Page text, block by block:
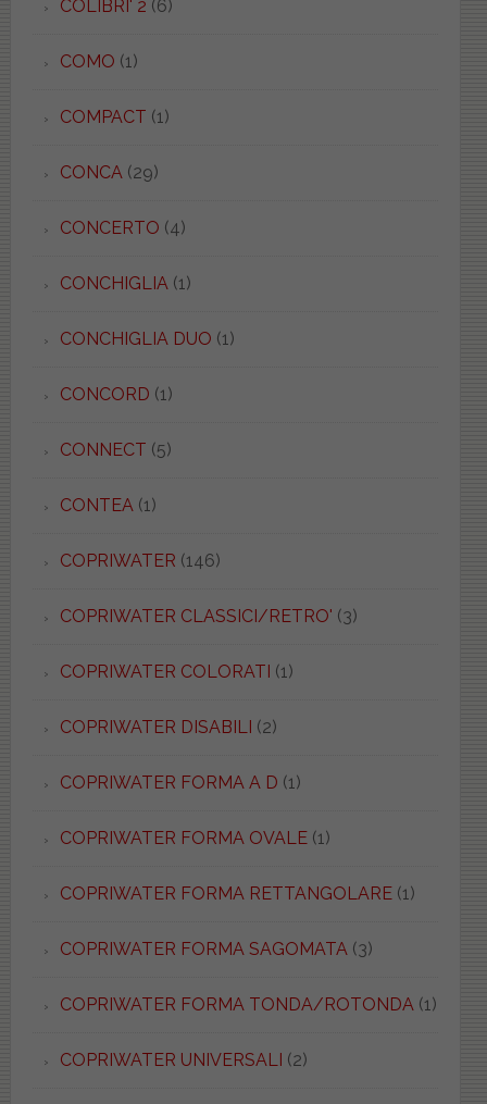
COLIBRI' 2 (6)
COMO (1)
COMPACT (1)
CONCA(29)
CONCERTO (4)
CONCHIGLIA(1)
CONCHIGLIA DUO (1)
CONCORD (1)
CONNECT (5)
CONTEA(1)
COPRIWATER (146)
COPRIWATER CLASSICI/RETRO' (3)
COPRIWATER COLORATI (1)
COPRIWATER DISABILI (2)
COPRIWATER FORMA A D (1)
COPRIWATER FORMA OVALE(1)
COPRIWATER FORMA RETTANGOLARE(1)
COPRIWATER FORMA SAGOMATA(3)
COPRIWATER FORMA TONDA/ROTONDA(1)
COPRIWATER UNIVERSALI (2)